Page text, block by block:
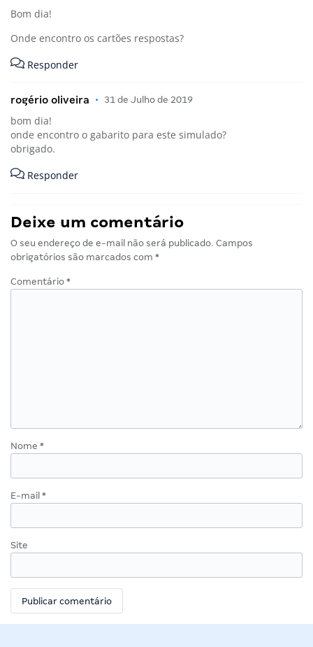
Bom dia!
Onde encontro os cartões respostas?
Responder
rogério oliveira • 31 de Julho de 2019
bom dia!
onde encontro o gabarito para este simulado?
obrigado.
Responder
Deixe um comentário
O seu endereço de e-mail não será publicado. Campos
obrigatórios são marcados com *
Comentário *
Nome *
E-mail *
Site